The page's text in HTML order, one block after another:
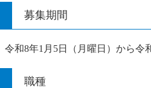
募集期間
令和8年1月5日（月曜日）から令
職種